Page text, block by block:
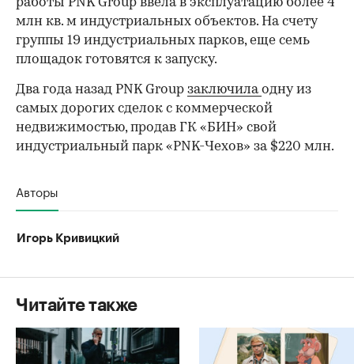
млн кв. м индустриальных объектов. На счету
группы 19 индустриальных парков, еще семь
площадок готовятся к запуску.
Два года назад PNK Group заключилаодну из
самых дорогих сделок с коммерческой
недвижимостью, продав ГК «БИН» свой
индустриальный парк «PNK-Чехов» за $220 млн.
Авторы
Игорь Кривицкий
Читайте также